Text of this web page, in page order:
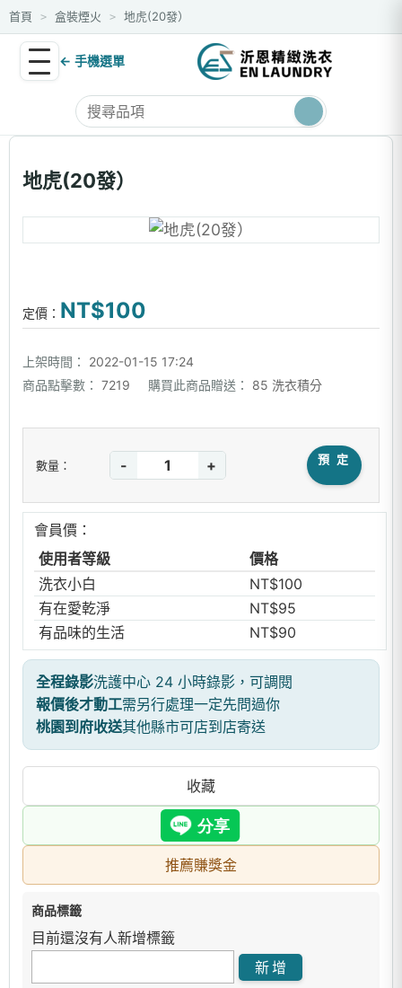
首頁 > 盒裝煙火 > 地虎(20發）
← 手機選單
地虎(20發）
定價： NT$100
上架時間：
2022-01-15 17:24
商品點擊數： 7219 購買此商品贈送： 85 洗衣積分
數量： - + 預 定
會員價：
使用者等級
價格
洗衣小白
NT$100
有在愛乾淨
NT$95
有品味的生活
NT$90
全程錄影洗護中心 24 小時錄影，可調閱
報價後才動工需另行處理一定先問過你
桃園到府收送其他縣市可店到店寄送
收藏
推薦賺獎金
商品標籤
目前還沒有人新增標籤